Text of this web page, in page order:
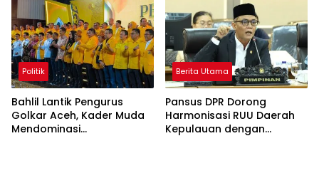
Politik
Bahlil Lantik Pengurus
Golkar Aceh, Kader Muda
Mendominasi
Berita Utama
Pansus DPR Dorong
Harmonisasi RUU Daerah
Kepulauan dengan